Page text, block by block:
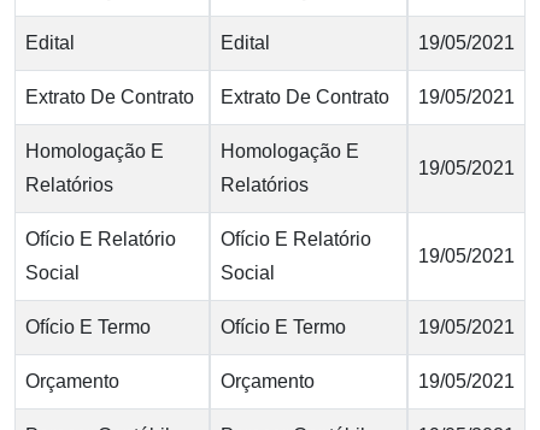
Edital Edital 19/05/2021
Extrato De Contrato Extrato De Contrato 19/05/2021
Homologação E
Relatórios
Homologação E
Relatórios
19/05/2021
Ofício E Relatório
Social
Ofício E Relatório
Social
19/05/2021
Ofício E Termo Ofício E Termo 19/05/2021
Orçamento Orçamento 19/05/2021